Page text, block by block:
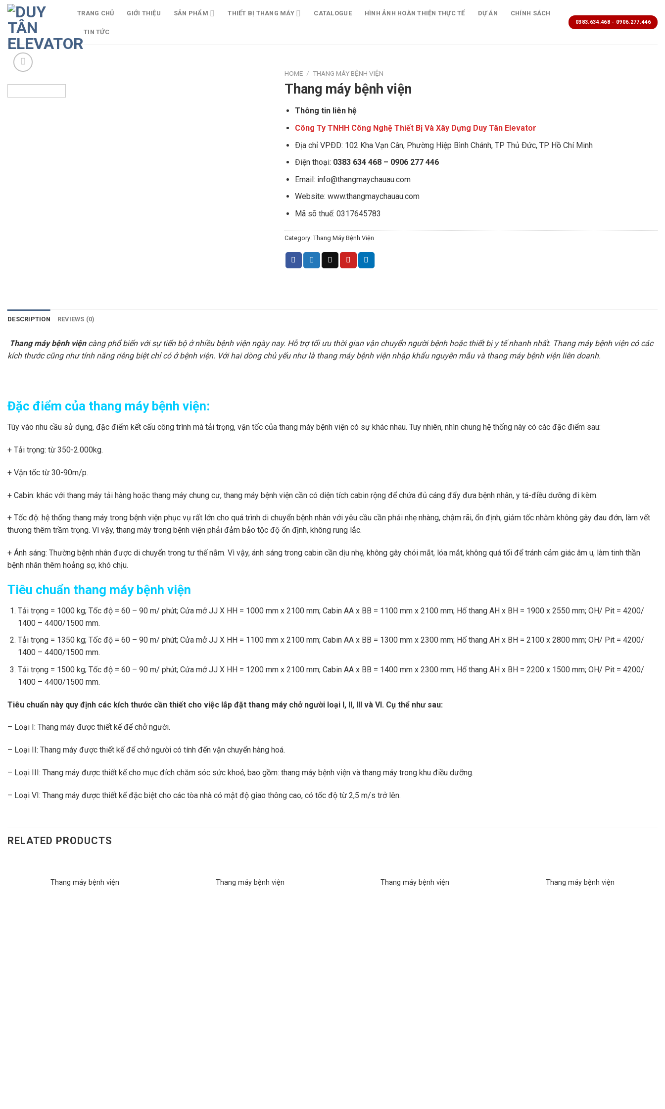
Skip
content
TRANG CHỦ GIỚI THIỆU SẢN PHẨM THIẾT BỊ THANG MÁY CATALOGUE HÌNH ẢNH HOÀN THIỆN THỰC TẾ DỰ ÁN CHÍNH SÁCH
TIN TỨC
0383.634.468 - 0906.277.446
HOME / THANG MÁY BỆNH VIỆN
Thang máy bệnh viện
Thông tin liên hệ
Công Ty TNHH Công Nghệ Thiết Bị Và Xây Dựng Duy Tân Elevator
Ðịa chỉ VPÐD: 102 Kha Vạn Cân, Phường Hiệp Bình Chánh, TP Thủ Ðức, TP Hồ Chí Minh
Điện thoại: 0383 634 468 – 0906 277 446
Email: info@thangmaychauau.com
Website: www.thangmaychauau.com
Mã sõ thuế: 0317645783
Category: Thang Máy Bệnh Viện
DESCRIPTION REVIEWS (0)
Thang máy bệnh việncàng phổ biến với sự tiến bộ ở nhiều bệnh viện ngày nay. Hỗ trợ tối ưu thời gian vận chuyển người bệnh hoặc thiết bị y tế nhanh nhất. Thang máy bệnh viện có các
kích thước cũng như tính năng riêng biệt chỉ có ở bệnh viện. Với hai dòng chủ yếu như là thang máy bệnh viện nhập khẩu nguyên mẫu và thang máy bệnh viện liên doanh.
Đặc điểm của thang máy bệnh viện:
Tùy vào nhu cầu sử dụng, đặc điểm kết cấu công trình mà tải trọng, vận tốc của thang máy bệnh viện có sự khác nhau. Tuy nhiên, nhìn chung hệ thống này có các đặc điểm sau:
+ Tải trọng: từ 350-2.000kg.
+ Vận tốc từ 30-90m/p.
+ Cabin: khác với thang máy tải hàng hoặc thang máy chung cư, thang máy bệnh viện cần có diện tích cabin rộng để chứa đủ cáng đẩy đưa bệnh nhân, y tá-điều dưỡng đi kèm.
+ Tốc độ: hệ thống thang máy trong bệnh viện phục vụ rất lớn cho quá trình di chuyển bệnh nhân với yêu cầu cần phải nhẹ nhàng, chậm rãi, ổn định, giảm tốc nhằm không gây đau đớn, làm vết
thương thêm trầm trọng. Vì vậy, thang máy trong bệnh viện phải đảm bảo tộc độ ổn định, không rung lắc.
+ Ánh sáng: Thường bệnh nhân được di chuyển trong tư thế nằm. Vì vậy, ánh sáng trong cabin cần dịu nhẹ, không gây chói mắt, lóa mắt, không quá tối để tránh cảm giác âm u, làm tinh thần
bệnh nhân thêm hoảng sợ, khó chịu.
Tiêu chuẩn thang máy bệnh viện
Tải trọng = 1000 kg; Tốc độ = 60 – 90 m/ phút; Cửa mở JJ X HH = 1000 mm x 2100 mm; Cabin AA x BB = 1100 mm x 2100 mm; Hố thang AH x BH = 1900 x 2550 mm; OH/ Pit = 4200/
1400 – 4400/1500 mm.
Tải trọng = 1350 kg; Tốc độ = 60 – 90 m/ phút; Cửa mở JJ X HH = 1100 mm x 2100 mm; Cabin AA x BB = 1300 mm x 2300 mm; Hố thang AH x BH = 2100 x 2800 mm; OH/ Pit = 4200/
1400 – 4400/1500 mm.
Tải trọng = 1500 kg; Tốc độ = 60 – 90 m/ phút; Cửa mở JJ X HH = 1200 mm x 2100 mm; Cabin AA x BB = 1400 mm x 2300 mm; Hố thang AH x BH = 2200 x 1500 mm; OH/ Pit = 4200/
1400 – 4400/1500 mm.
Tiêu chuẩn này quy định các kích thước cần thiết cho việc lắp đặt thang máy chở người loại I, II, III và VI. Cụ thể như sau:
– Loại I: Thang máy được thiết kế để chở người.
– Loại II: Thang máy được thiết kế để chở người có tính đến vận chuyển hàng hoá.
– Loại III: Thang máy được thiết kế cho mục đích chăm sóc sức khoẻ, bao gồm: thang máy bệnh viện và thang máy trong khu điều dưỡng.
– Loại VI: Thang máy được thiết kế đặc biệt cho các tòa nhà có mật độ giao thông cao, có tốc độ từ 2,5 m/s trở lên.
RELATED PRODUCTS
Thang máy bệnh viện Thang máy bệnh viện Thang máy bệnh viện Thang máy bệnh viện